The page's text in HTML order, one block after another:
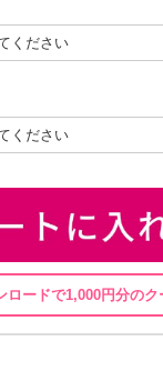
ロードで1,000円分の